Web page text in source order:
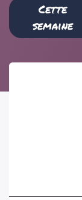
Cette
semaine